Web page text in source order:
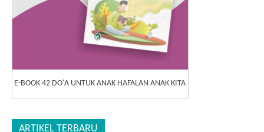
E-BOOK 42 DO'A UNTUK ANAK HAFALAN ANAK KITA
ARTIKEL TERBARU